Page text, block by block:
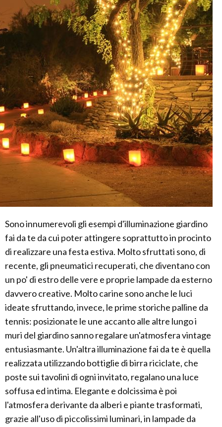
Sono innumerevoli gli esempi d'illuminazione giardino
fai da te da cui poter attingere soprattutto in procinto
di realizzare una festa estiva. Molto sfruttati sono, di
recente, gli pneumatici recuperati, che diventano con
un po' di estro delle vere e proprie lampade da esterno
davvero creative. Molto carine sono anche le luci
ideate sfruttando, invece, le prime storiche palline da
tennis: posizionate le une accanto alle altre lungo i
muri del giardino sanno regalare un'atmosfera vintage
entusiasmante. Un'altra illuminazione fai da te è quella
realizzata utilizzando bottiglie di birra riciclate, che
poste sui tavolini di ogni invitato, regalano una luce
soffusa ed intima. Elegante e dolcissima è poi
l'atmosfera derivante da alberi e piante trasformati,
grazie all'uso di piccolissimi luminari, in lampade da